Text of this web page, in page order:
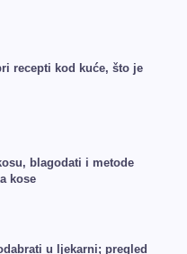
recepti kod kuće, što je
blagodati i metode
kose
u ljekarni; pregled